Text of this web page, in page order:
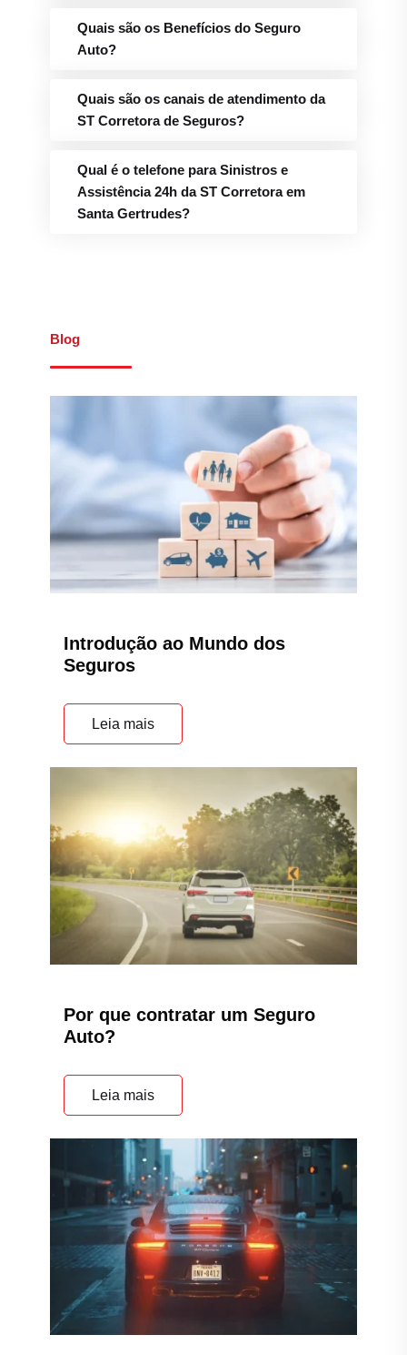
Quais são os Benefícios do Seguro
Auto?
Quais são os canais de atendimento da
ST Corretora de Seguros?
Qual é o telefone para Sinistros e
Assistência 24h da ST Corretora em
Santa Gertrudes?
Blog
Introdução ao Mundo dos
Seguros
Leia mais
Por que contratar um Seguro
Auto?
Leia mais